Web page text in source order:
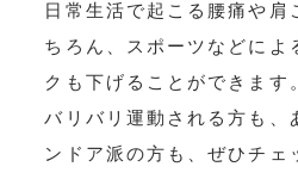
日常生活で起こる腰痛や肩
ちろん、スポーツなどによ
クも下げることができます
バリバリ運動される方も、
ンドア派の方も、ぜひチェ